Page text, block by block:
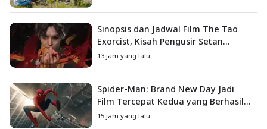
Sinopsis dan Jadwal Film The Tao
Exorcist, Kisah Pengusir Setan
Melawan Kutukan Mematikan
13 jam yang lalu
Spider-Man: Brand New Day Jadi
Film Tercepat Kedua yang Berhasil
Tembus US$1 Miliar
15 jam yang lalu